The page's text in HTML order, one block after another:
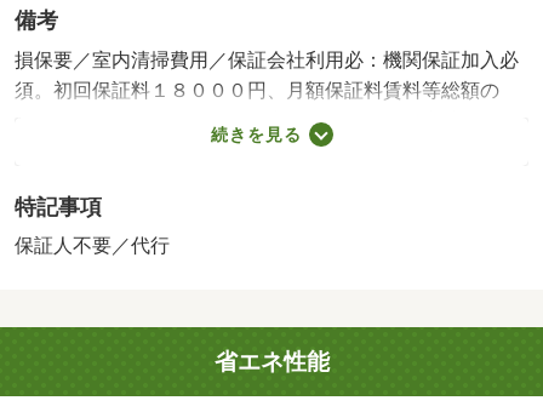
備考
損保要／室内清掃費用／保証会社利用必：機関保証加入必
須。初回保証料１８０００円、月額保証料賃料等総額の
１％＋８００円／月（その他商品あり）／［退去時費用
退去費用実費精算※故意・過失等別途実費］ＬＰガス料金
ームクリーニング料金にエアコンクリーニング費用を含み
ます。 保証会社：株式会社イントラスト／バストイレ別
居室洋室／保証人不要／全居室６畳以上／プロパンガス／
ＢＳ／礼金１ヶ月／保証会社利用可／Ｖｄｒｕｇ 直江店
（その他）まで６７０ｍ／セブンイレブン（コンビニ）ま
続きを見る
特記事項
保証人不要／代行
省エネ性能